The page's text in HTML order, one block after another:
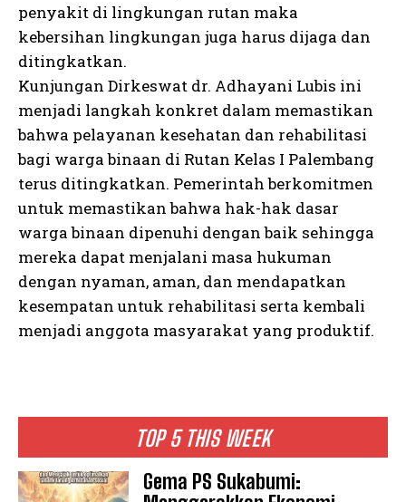
TOP 5 THIS WEEK
Gema PS Sukabumi:
penyakit di lingkungan rutan maka
kebersihan lingkungan juga harus dijaga dan
ditingkatkan.
Kunjungan Dirkeswat dr. Adhayani Lubis ini
menjadi langkah konkret dalam memastikan
bahwa pelayanan kesehatan dan rehabilitasi
bagi warga binaan di Rutan Kelas I Palembang
terus ditingkatkan. Pemerintah berkomitmen
untuk memastikan bahwa hak-hak dasar
warga binaan dipenuhi dengan baik sehingga
mereka dapat menjalani masa hukuman
dengan nyaman, aman, dan mendapatkan
kesempatan untuk rehabilitasi serta kembali
menjadi anggota masyarakat yang produktif.